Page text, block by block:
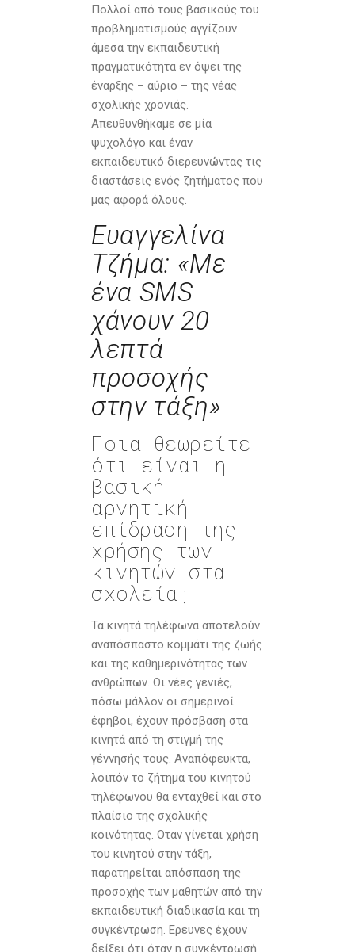
Πολλοί από τους βασικούς του
προβληματισμούς αγγίζουν
άμεσα την εκπαιδευτική
πραγματικότητα εν όψει της
έναρξης – αύριο – της νέας
σχολικής χρονιάς.
Απευθυνθήκαμε σε μία
ψυχολόγο και έναν
εκπαιδευτικό διερευνώντας τις
διαστάσεις ενός ζητήματος που
μας αφορά όλους.
Ευαγγελίνα
Τζήμα: «Με
ένα SMS
χάνουν 20
λεπτά
προσοχής
στην τάξη»
Ποια θεωρείτε
ότι είναι η
βασική
αρνητική
επίδραση της
χρήσης των
κινητών στα
σχολεία;
Τα κινητά τηλέφωνα αποτελούν
αναπόσπαστο κοµµάτι της ζωής
και της καθηµερινότητας των
ανθρώπων. Οι νέες γενιές,
πόσω µάλλον οι σηµερινοί
έφηβοι, έχουν πρόσβαση στα
κινητά από τη στιγµή της
γέννησής τους. Αναπόφευκτα,
λοιπόν το ζήτηµα του κινητού
τηλέφωνου θα ενταχθεί και στο
πλαίσιο της σχολικής
κοινότητας. Οταν γίνεται χρήση
του κινητού στην τάξη,
παρατηρείται απόσπαση της
προσοχής των µαθητών από την
εκπαιδευτική διαδικασία και τη
συγκέντρωση. Ερευνες έχουν
δείξει ότι όταν η συγκέντρωσή